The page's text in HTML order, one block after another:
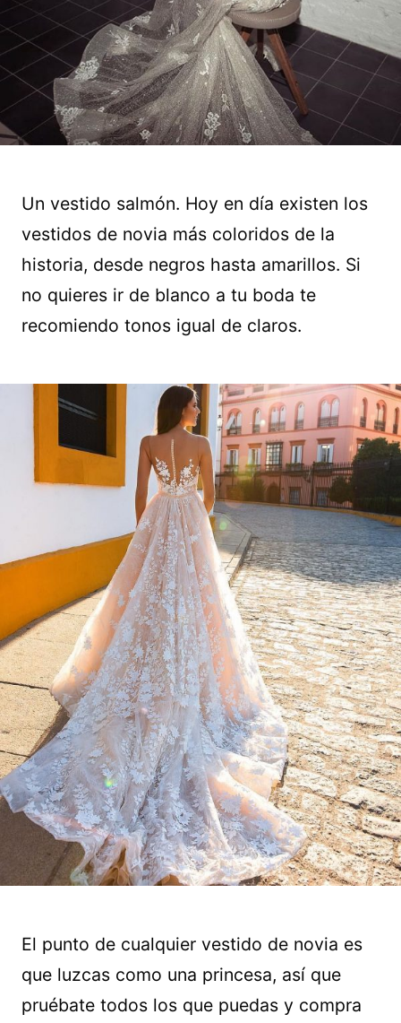
Un vestido salmón. Hoy en día existen los
vestidos de novia más coloridos de la
historia, desde negros hasta amarillos. Si
no quieres ir de blanco a tu boda te
recomiendo tonos igual de claros.
El punto de cualquier vestido de novia es
que luzcas como una princesa, así que
pruébate todos los que puedas y compra